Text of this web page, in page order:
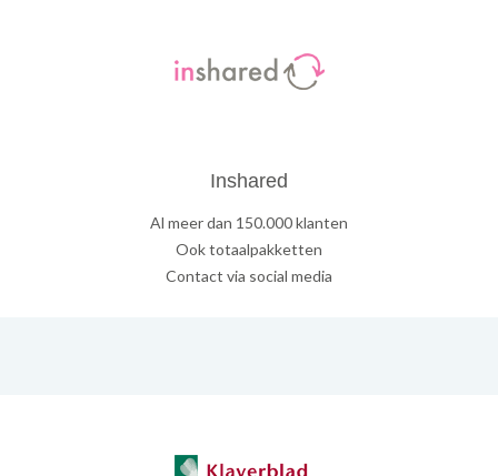
Inshared
Al meer dan 150.000 klanten
Ook totaalpakketten
Contact via social media